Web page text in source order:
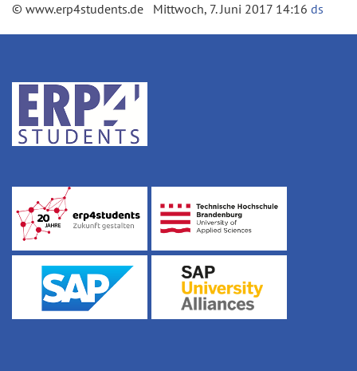
© www.erp4students.de Mittwoch, 7. Juni 2017 14:16 ds